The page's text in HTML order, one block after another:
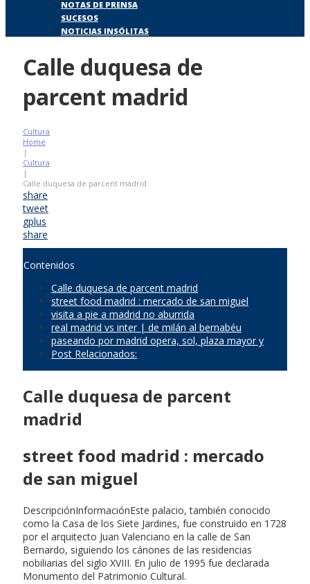
NOTAS DE PRENSA
SUCESOS
NOTICIAS INSÓLITAS
Calle duquesa de
parcent madrid
Cultura
Home
|
Cultura
|
Calle duquesa de parcent madrid
share
tweet
gplus
share
Contenidos
Calle duquesa de parcent madrid
street food madrid : mercado de san miguel
visita a pie a madrid no aburrida
real madrid vs inter | de milán al bernabéu
paseando por madrid opera, sol, plaza mayor y
Post Relacionados:
Calle duquesa de parcent
madrid
street food madrid : mercado
de san miguel
DescripciónInformaciónEste palacio, también conocido
como la Casa de los Siete Jardines, fue construido en 1728
por el arquitecto Juan Valenciano en la calle de San
Bernardo, siguiendo los cánones de las residencias
nobiliarias del siglo XVIII. En julio de 1995 fue declarada
Monumento del Patrimonio Cultural.